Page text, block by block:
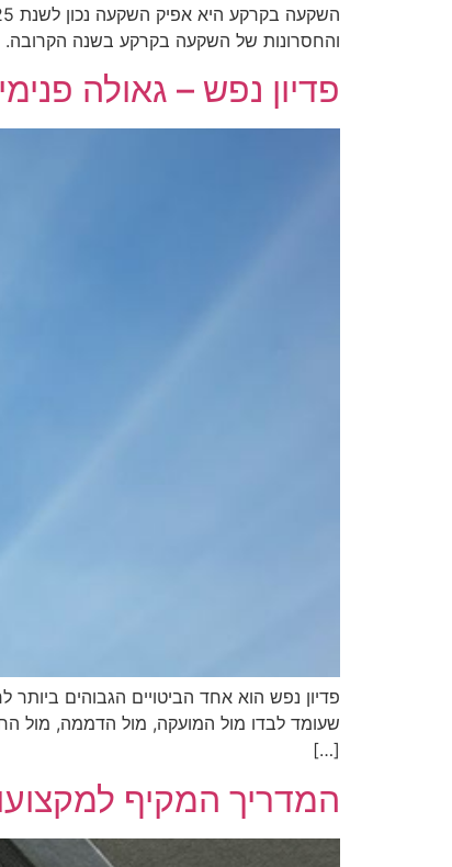
והחסרונות של השקעה בקרקע בשנה
פדיון נפש – גאולה
פדיון נפש הוא אחד הביטויים הגבוהים
שעומד לבדו מול המועקה, מול הדממה, מול
[…]
המדריך המקיף